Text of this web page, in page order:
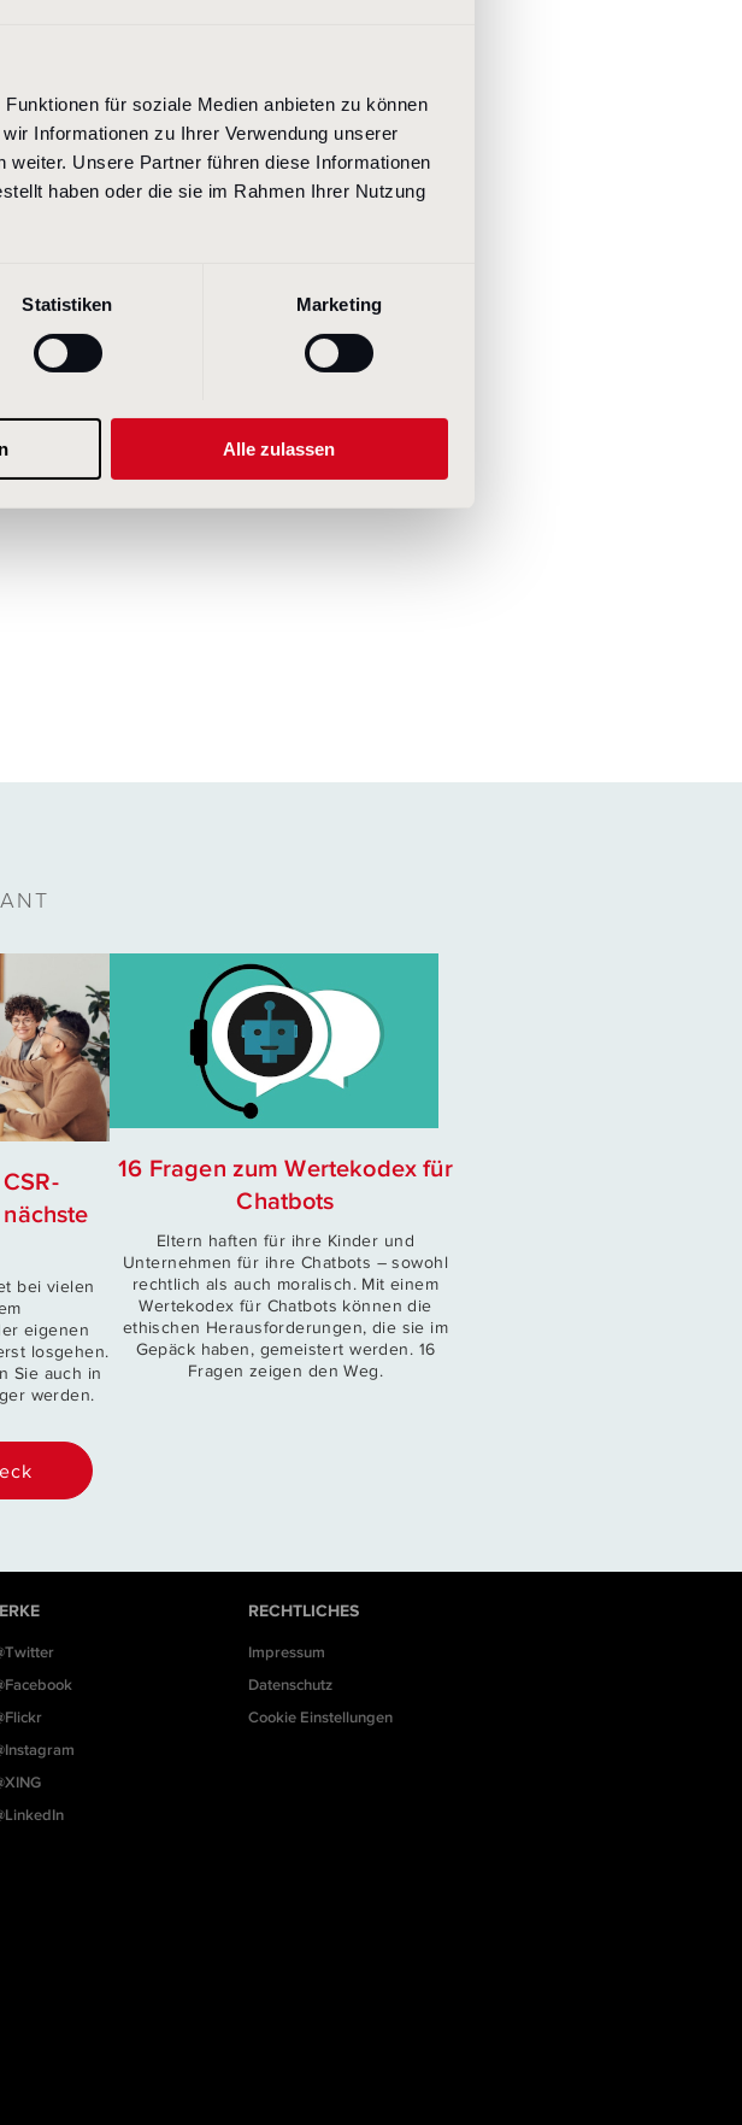
für soziale Medien anbieten zu können
Informationen zu Ihrer Verwendung unserer
Unsere Partner führen diese Informationen
haben oder die sie im Rahmen Ihrer Nutzung
Statistiken Marketing
Alle zulassen
Besonders selten: SAP setzt sich branchenübergreifend für eine
bei vielen
eigenen
losgehen.
Sie auch in
werden.
16 Fragen zum Wertekodex für
Chatbots
Eltern haften für ihre Kinder und
Unternehmen für ihre Chatbots – sowohl
rechtlich als auch moralisch. Mit einem
Wertekodex für Chatbots können die
ethischen Herausforderungen, die sie im
Gepäck haben, gemeistert werden. 16
Fragen zeigen den Weg.
RECHTLICHES
Impressum
Datenschutz
Cookie Einstellungen